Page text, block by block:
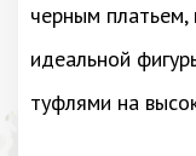
черным платьем,
идеальной
туфлями на